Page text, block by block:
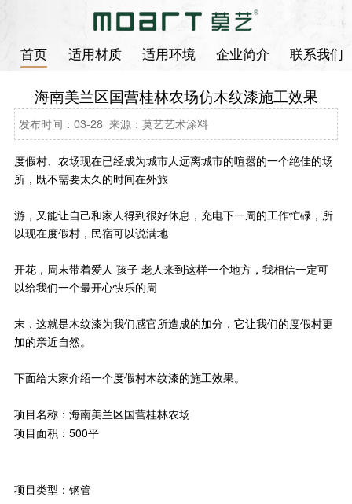
首页 适用材质 适用环境 企业简介 联系我们
海南美兰区国营桂林农场仿木纹漆施工效果
发布时间：03-28 来源：莫艺艺术涂料
度假村、农场现在已经成为城市人远离城市的喧嚣的一个绝佳的场
所，既不需要太久的时间在外旅
游，又能让自己和家人得到很好休息，充电下一周的工作忙碌，所
以现在度假村，民宿可以说满地
开花，周末带着爱人 孩子 老人来到这样一个地方，我相信一定可
以给我们一个最开心快乐的周
末，这就是木纹漆为我们感官所造成的加分，它让我们的度假村更
加的亲近自然。
下面给大家介绍一个度假村木纹漆的施工效果。
项目名称：海南美兰区国营桂林农场
项目面积：500平
项目类型：钢管